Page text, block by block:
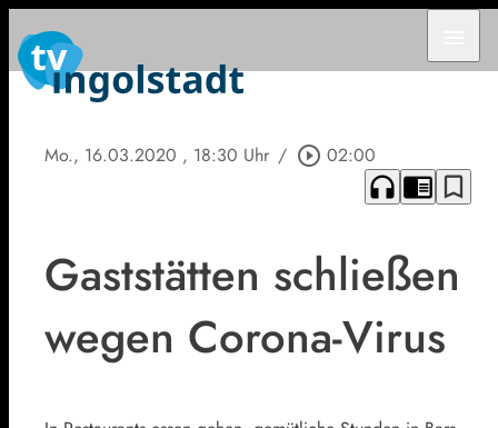
Mo., 16.03.2020 , 18:30 Uhr / play_circle_outline 02:00
headphones chrome_reader_mode bookmark_border
Gaststätten schließen
wegen Corona-Virus